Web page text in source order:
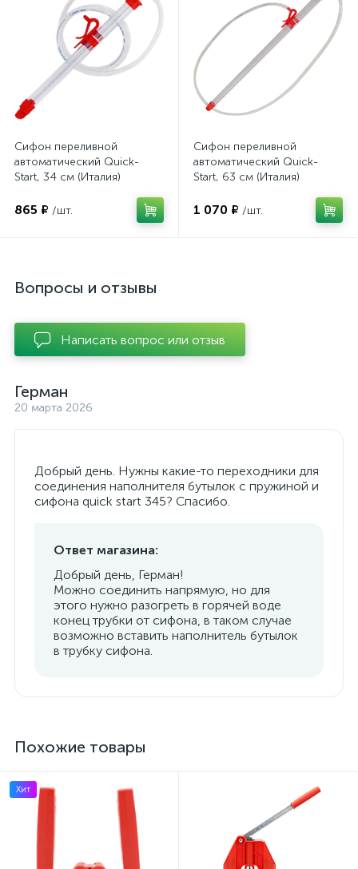
Сифон переливной
автоматический Quick-
Start, 34 см (Италия)
865 ₽ /шт.
Сифон переливной
автоматический Quick-
Start, 63 см (Италия)
1 070 ₽ /шт.
Вопросы и отзывы
Написать вопрос или отзыв
Герман
20 марта 2026
Добрый день. Нужны какие-то переходники для
соединения наполнителя бутылок с пружиной и
сифона quick start 345? Спасибо.
Ответ магазина:
Добрый день, Герман!
Можно соединить напрямую, но для
этого нужно разогреть в горячей воде
конец трубки от сифона, в таком случае
возможно вставить наполнитель бутылок
в трубку сифона.
Похожие товары
Хит